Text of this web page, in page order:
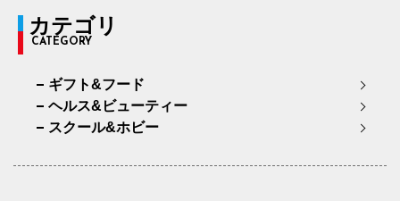
カテゴリ
CATEGORY
ギフト&フード
ヘルス&ビューティー
スクール&ホビー